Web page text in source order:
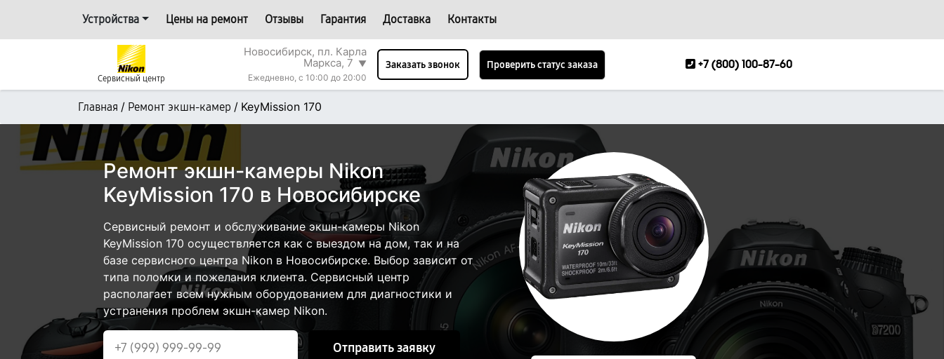
Устройства Цены на ремонт Отзывы Гарантия Доставка Контакты
Сервисный центр
Новосибирск, пл. Карла
Маркса, 7 ▼
Ежедневно, с 10:00 до 20:00
Заказать звонок Проверить статус заказа +7 (800) 100-87-60
Главная / Ремонт экшн-камер / KeyMission 170
Ремонт экшн-камеры Nikon
KeyMission 170 в Новосибирске
Сервисный ремонт и обслуживание экшн-камеры Nikon
KeyMission 170 осуществляется как с выездом на дом, так и на
базе сервисного центра Nikon в Новосибирске. Выбор зависит от
типа поломки и пожелания клиента. Сервисный центр
располагает всем нужным оборудованием для диагностики и
устранения проблем экшн-камер Nikon.
Отправить заявку